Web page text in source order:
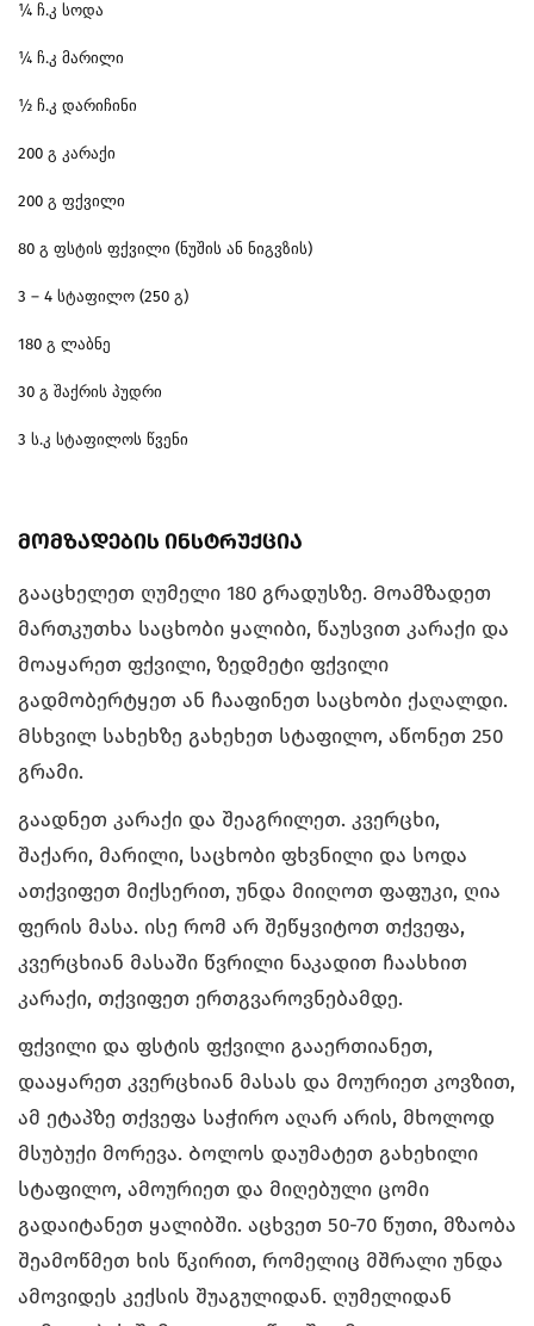
¼ ჩ.კ სოდა
¼ ჩ.კ მარილი
½ ჩ.კ დარიჩინი
200 გ კარაქი
200 გ ფქვილი
80 გ ფსტის ფქვილი (ნუშის ან ნიგვზის)
3 – 4 სტაფილო (250 გ)
180 გ ლაბნე
30 გ შაქრის პუდრი
3 ს.კ სტაფილოს წვენი
მომზადების ინსტრუქცია
გააცხელეთ ღუმელი 180 გრადუსზე. Მოამზადეთ
მართკუთხა საცხობი ყალიბი, წაუსვით კარაქი და
მოაყარეთ ფქვილი, ზედმეტი ფქვილი
გადმობერტყეთ ან ჩააფინეთ საცხობი ქაღალდი.
Მსხვილ სახეხზე გახეხეთ სტაფილო, აწონეთ 250
გრამი.
გაადნეთ კარაქი და შეაგრილეთ. კვერცხი,
შაქარი, მარილი, საცხობი ფხვნილი და სოდა
ათქვიფეთ მიქსერით, უნდა მიიღოთ ფაფუკი, ღია
ფერის მასა. ისე რომ არ შეწყვიტოთ თქვეფა,
კვერცხიან მასაში წვრილი ნაკადით ჩაასხით
კარაქი, თქვიფეთ ერთგვაროვნებამდე.
ფქვილი და ფსტის ფქვილი გააერთიანეთ,
დააყარეთ კვერცხიან მასას და მოურიეთ კოვზით,
ამ ეტაპზე თქვეფა საჭირო აღარ არის, მხოლოდ
მსუბუქი მორევა. Ბოლოს დაუმატეთ გახეხილი
სტაფილო, ამოურიეთ და მიღებული ცომი
გადაიტანეთ ყალიბში. აცხვეთ 50-70 წუთი, მზაობა
შეამოწმეთ ხის წკირით, რომელიც მშრალი უნდა
ამოვიდეს კექსის შუაგულიდან. ღუმელიდან